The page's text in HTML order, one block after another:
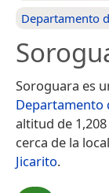
Departamento
Soroguara es
Departamento
altitud de
cerca de la
Jicarito.